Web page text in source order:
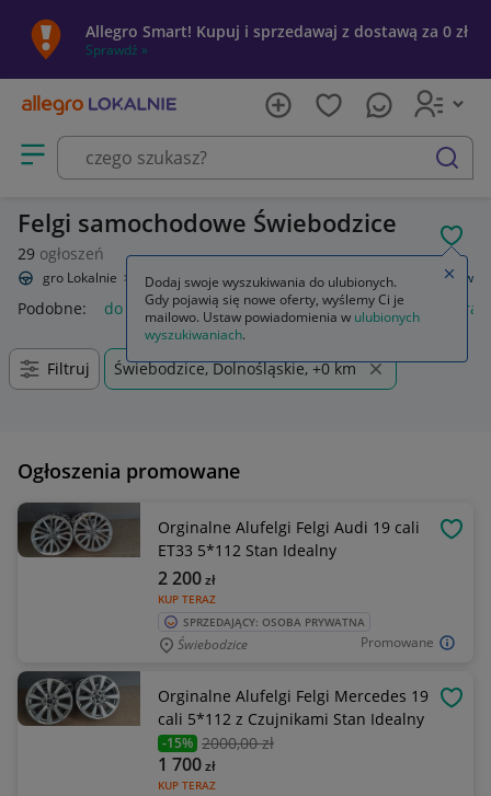
Allegro Smart! Kupuj i sprzedawaj z dostawą za 0 zł
Sprawdź »
Otwórz menu z kategoriami
szukaj
Felgi samochodowe Świebodzice
29 ogłoszeń
Allegro Lokalnie Motoryzacja Opony i felgi Felgi Do samochodów
Podobne: do samochodów gaśnica samochodowa kamera
Filtruj Świebodzice, Dolnośląskie, +0 km
Ogłoszenia promowane
Promowane
Orginalne Alufelgi Felgi Audi 19 cali
ET33 5*112 Stan Idealny
KUP TERAZ
2 200zł
SPRZEDAJĄCY: OSOBA PRYWATNA
Świebodzice
Orginalne Alufelgi Felgi Mercedes 19
cali 5*112 z Czujnikami Stan Idealny
-15% 2000,00 zł
KUP TERAZ
1 700zł
Dodaj swoje wyszukiwania do ulubionych.
Gdy pojawią się nowe oferty, wyślemy Ci je
mailowo. Ustaw powiadomienia w ulubionych
wyszukiwaniach.